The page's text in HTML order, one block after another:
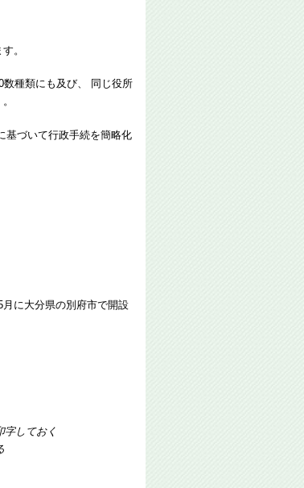
。
種類にも及び、 同じ役所
基づいて行政手続を簡略化
に大分県の別府市で開設
字しておく